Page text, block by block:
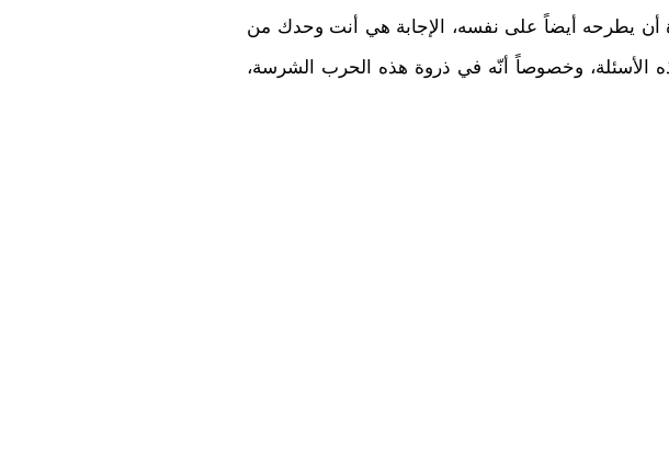
أيضاً على نفسه، الإجابة هي أنت وحدك من
الأسئلة، وخصوصاً أنّه في ذروة هذه الحرب الشرسة،